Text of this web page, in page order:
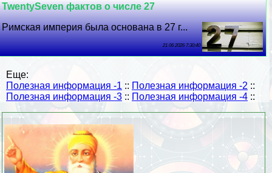
TwentySeven фактов о числе 27
Римская империя была основана в 27 г...
21 06 2026 7:30:40
Еще:
Полезная информация -1 :: Полезная информация -2 ::
Полезная информация -3 :: Полезная информация -4 ::